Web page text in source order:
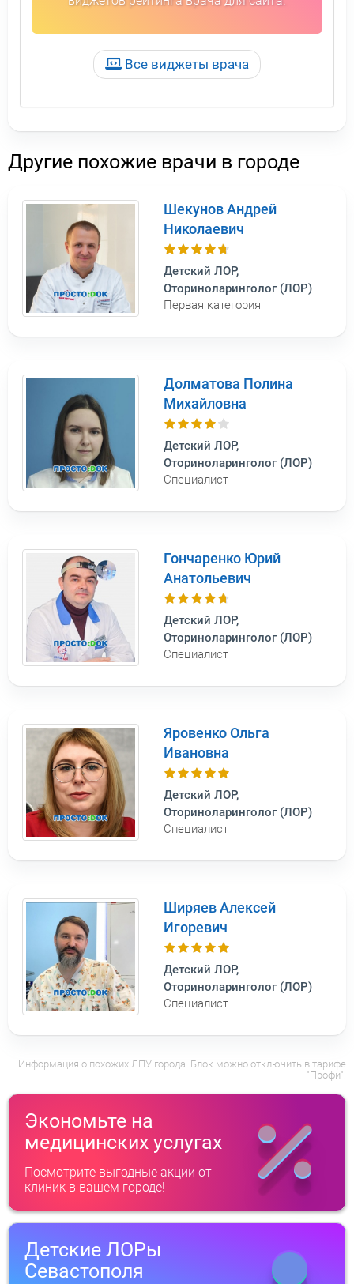
Все виджеты врача
Другие похожие врачи в городе
Шекунов Андрей
Николаевич
Детский ЛОР,
Оториноларинголог (ЛОР)
Первая категория
Долматова Полина
Михайловна
Детский ЛОР,
Оториноларинголог (ЛОР)
Специалист
Гончаренко Юрий
Анатольевич
Детский ЛОР,
Оториноларинголог (ЛОР)
Специалист
Яровенко Ольга
Ивановна
Детский ЛОР,
Оториноларинголог (ЛОР)
Специалист
Ширяев Алексей
Игоревич
Детский ЛОР,
Оториноларинголог (ЛОР)
Специалист
Информация о похожих ЛПУ города. Блок можно отключить в тарифе
"Профи".
Экономьте на
медицинских услугах
Посмотрите выгодные акции от
клиник в вашем городе!
Детские ЛОРы
Севастополя